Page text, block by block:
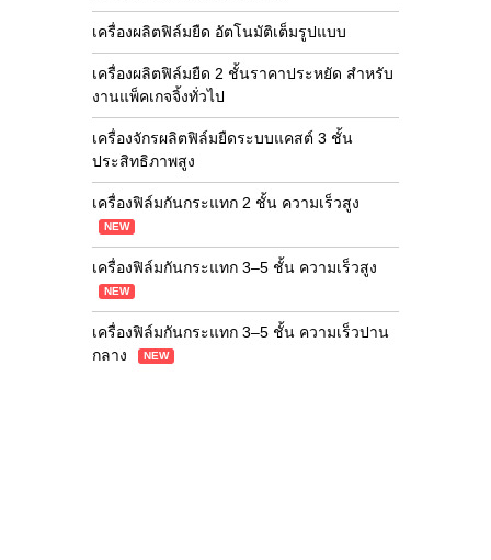
เครื่องผลิตฟิล์มยืด อัตโนมัติเต็มรูปแบบ
เครื่องผลิตฟิล์มยืด 2 ชั้นราคาประหยัด สำหรับ
งานแพ็คเกจจิ้งทั่วไป
เครื่องจักรผลิตฟิล์มยืดระบบแคสต์ 3 ชั้น
ประสิทธิภาพสูง
เครื่องฟิล์มกันกระแทก 2 ชั้น ความเร็วสูง
NEW
เครื่องฟิล์มกันกระแทก 3–5 ชั้น ความเร็วสูง
NEW
เครื่องฟิล์มกันกระแทก 3–5 ชั้น ความเร็วปาน
กลาง
NEW